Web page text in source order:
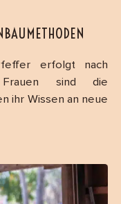
erfolgt nach
Frauen sind die
ihr Wissen an neue